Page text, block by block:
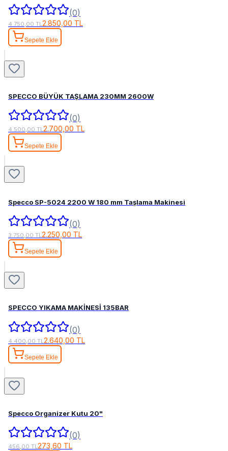
(0)
4.750,00 TL2.850,00 TL
Sepete Ekle
SPECCO BÜYÜK TAŞLAMA 230MM 2600W
(0)
4.500,00 TL2.700,00 TL
Sepete Ekle
Specco SP-5024 2200 W 180 mm Taşlama Makinesi
(0)
3.750,00 TL2.250,00 TL
Sepete Ekle
SPECCO YIKAMA MAKİNESİ 135BAR
(0)
4.400,00 TL 2.640,00 TL
Sepete Ekle
Specco Organizer Kutu 20"
(0)
456,00 TL273,60 TL